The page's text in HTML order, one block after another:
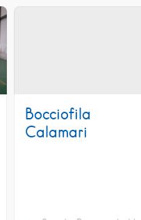
Bocciofila
Calamari